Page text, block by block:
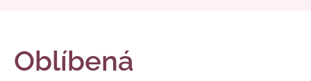
Oblíbená